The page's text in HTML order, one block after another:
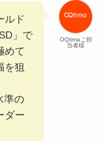
OQtimaご担
当者様
ルド
」で
めて
を狙
準の
ダー